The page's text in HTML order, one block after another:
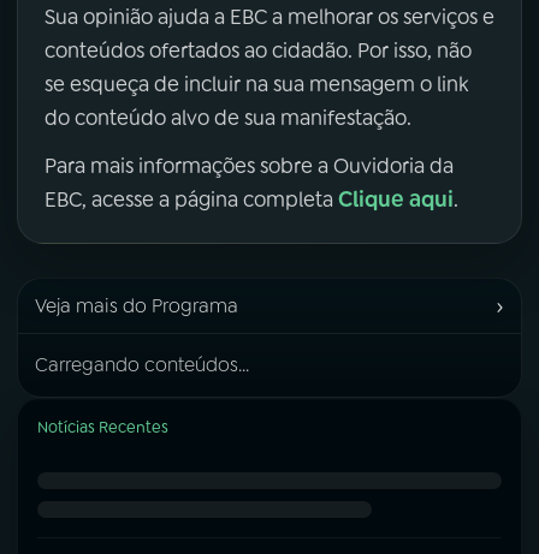
Sua opinião ajuda a EBC a melhorar os serviços e
conteúdos ofertados ao cidadão. Por isso, não
se esqueça de incluir na sua mensagem o link
do conteúdo alvo de sua manifestação.
Para mais informações sobre a Ouvidoria da
EBC, acesse a página completa Clique aqui.
Veja mais do Programa ›
Carregando conteúdos...
Notícias Recentes